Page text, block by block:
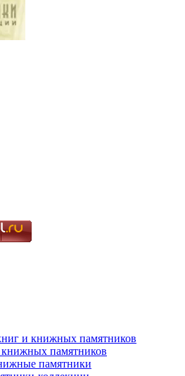
и книжных памятников
памятников
памятники